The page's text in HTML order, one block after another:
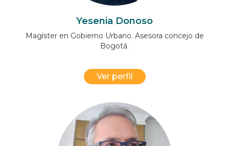
Yesenia Donoso
Magíster en Gobierno Urbano. Asesora concejo de
Bogotá.
Ver perfil